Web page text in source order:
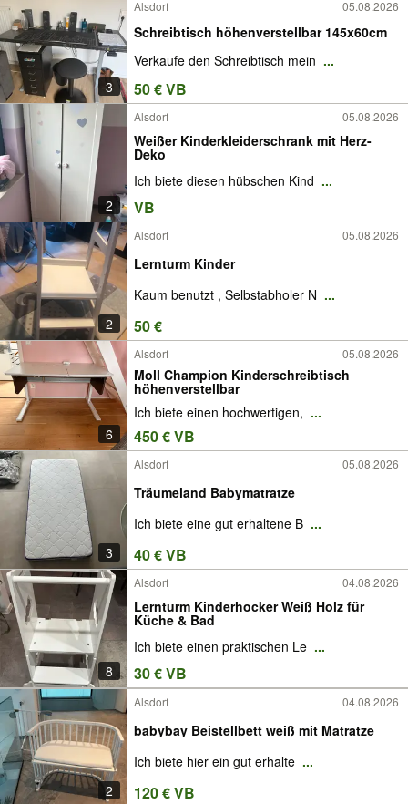
3
Alsdorf 05.08.2026
Schreibtisch höhenverstellbar 145x60cm
Verkaufe den Schreibtisch mein ...
50 € VB
2
Alsdorf 05.08.2026
Weißer Kinderkleiderschrank mit Herz-
Deko
Ich biete diesen hübschen Kind ...
VB
2
Alsdorf 05.08.2026
Lernturm Kinder
Kaum benutzt , Selbstabholer N ...
50 €
6
Alsdorf 05.08.2026
Moll Champion Kinderschreibtisch
höhenverstellbar
Ich biete einen hochwertigen, ...
450 € VB
3
Alsdorf 05.08.2026
Träumeland Babymatratze
Ich biete eine gut erhaltene B ...
40 € VB
8
Alsdorf 04.08.2026
Lernturm Kinderhocker Weiß Holz für
Küche & Bad
Ich biete einen praktischen Le ...
30 € VB
2
Alsdorf 04.08.2026
babybay Beistellbett weiß mit Matratze
Ich biete hier ein gut erhalte ...
120 € VB